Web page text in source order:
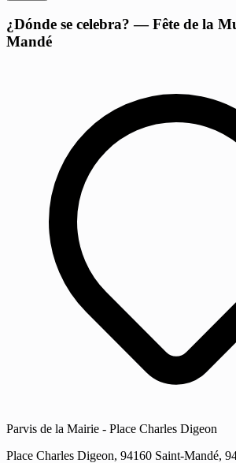
¿Dónde se celebra? — Fête de la
Mandé
Parvis de la Mairie - Place Charles Digeon
Place Charles Digeon, 94160 Saint-Mandé,